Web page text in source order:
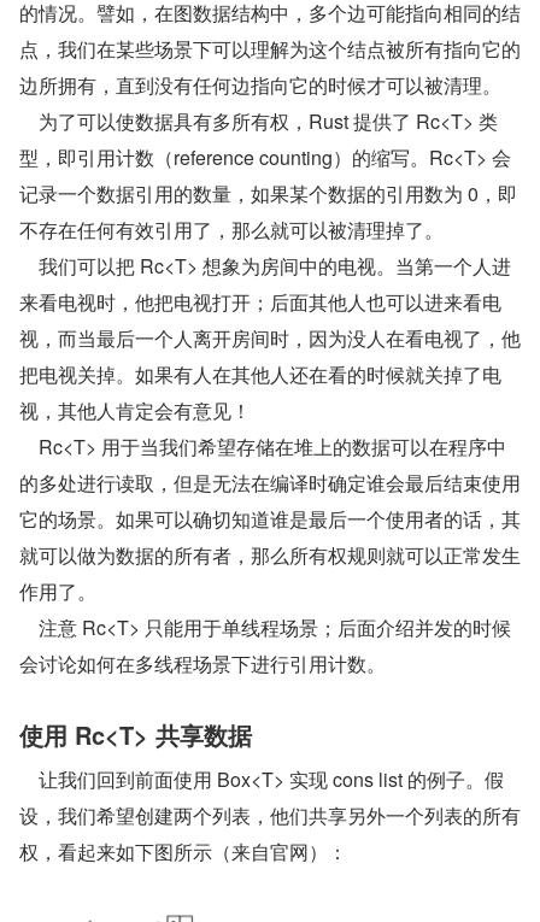
的情况。譬如，在图数据结构中，多个边可能指向相同的结
点，我们在某些场景下可以理解为这个结点被所有指向它的
边所拥有，直到没有任何边指向它的时候才可以被清理。
型，即引用计数（reference counting）的缩写。Rc<T> 会
记录一个数据引用的数量，如果某个数据的引用数为 0，即
不存在任何有效引用了，那么就可以被清理掉了。
来看电视时，他把电视打开；后面其他人也可以进来看电
视，而当最后一个人离开房间时，因为没人在看电视了，他
把电视关掉。如果有人在其他人还在看的时候就关掉了电
视，其他人肯定会有意见！
的多处进行读取，但是无法在编译时确定谁会最后结束使用
它的场景。如果可以确切知道谁是最后一个使用者的话，其
就可以做为数据的所有者，那么所有权规则就可以正常发生
作用了。
会讨论如何在多线程场景下进行引用计数。
使用 Rc<T> 共享数据
设，我们希望创建两个列表，他们共享另外一个列表的所有
权，看起来如下图所示（来自官网）：